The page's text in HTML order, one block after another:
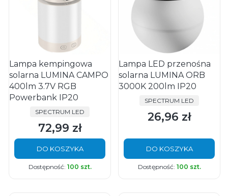
Lampa kempingowa
solarna LUMINA CAMPO
400lm 3.7V RGB
Powerbank IP20
PRODUCENT
SPECTRUM LED
Cena
72,99 zł
DO KOSZYKA
Dostępność: 100 szt.
Lampa LED przenośna
solarna LUMINA ORB
3000K 200lm IP20
PRODUCENT
SPECTRUM LED
Cena
26,96 zł
DO KOSZYKA
Dostępność: 100 szt.